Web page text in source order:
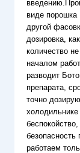
введению.
виде порошка
другой
дозировка,
количество
началом
разводит
препарата,
точно
работаем